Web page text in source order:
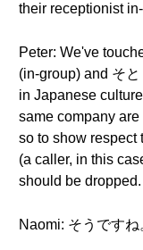
their receptionist
Peter: We've
(in-group) and そ
in Japanese
same company
so to show respect
(a caller, in this
should be dropped.
Naomi: そうです